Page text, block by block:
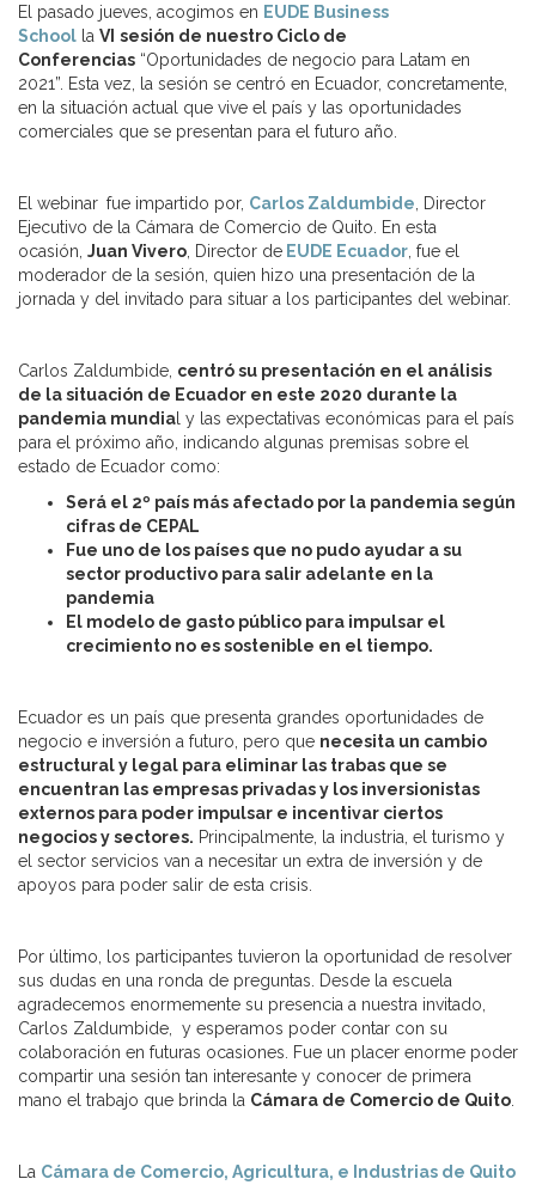
El pasado jueves, acogimos en EUDE Business
School la VI sesión de nuestro Ciclo de
Conferencias “Oportunidades de negocio para Latam en
2021”. Esta vez, la sesión se centró en Ecuador, concretamente,
en la situación actual que vive el país y las oportunidades
comerciales que se presentan para el futuro año.
El webinar fue impartido por, Carlos Zaldumbide, Director
Ejecutivo de la Cámara de Comercio de Quito. En esta
ocasión, Juan Vivero, Director de EUDE Ecuador, fue el
moderador de la sesión, quien hizo una presentación de la
jornada y del invitado para situar a los participantes del webinar.
Carlos Zaldumbide, centró su presentación en el análisis
de la situación de Ecuador en este 2020 durante la
pandemia mundial y las expectativas económicas para el país
para el próximo año, indicando algunas premisas sobre el
estado de Ecuador como:
Será el 2º país más afectado por la pandemia según
cifras de CEPAL
Fue uno de los países que no pudo ayudar a su
sector productivo para salir adelante en la
pandemia
El modelo de gasto público para impulsar el
crecimiento no es sostenible en el tiempo.
Ecuador es un país que presenta grandes oportunidades de
negocio e inversión a futuro, pero que necesita un cambio
estructural y legal para eliminar las trabas que se
encuentran las empresas privadas y los inversionistas
externos para poder impulsar e incentivar ciertos
negocios y sectores. Principalmente, la industria, el turismo y
el sector servicios van a necesitar un extra de inversión y de
apoyos para poder salir de esta crisis.
Por último, los participantes tuvieron la oportunidad de resolver
sus dudas en una ronda de preguntas. Desde la escuela
agradecemos enormemente su presencia a nuestra invitado,
Carlos Zaldumbide, y esperamos poder contar con su
colaboración en futuras ocasiones. Fue un placer enorme poder
compartir una sesión tan interesante y conocer de primera
mano el trabajo que brinda la Cámara de Comercio de Quito.
La Cámara de Comercio, Agricultura, e Industrias de Quito